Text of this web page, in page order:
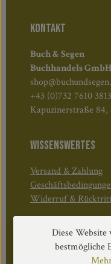
KONTAKT
Buch & Segen
Buchhandels GmbH
+43 (0)732 7610 3813
Kapuzinerstraße
WISSENSWERTES
Versand & Zahlung
Widerruf &
Öffnungszeiten:
Mo–Do:
Fr: 08:30–12:30 Uhr
Diese Website
bestmögliche